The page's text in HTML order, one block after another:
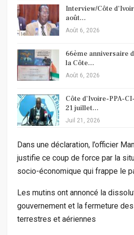
Interview/Côte
août…
Août 6, 2026
66ème anniversaire
la Côte…
Août 6, 2026
Côte d’Ivoire-PPA-
21 juillet…
Juil 21, 2026
Dans une déclaration, l’officier
justifie ce coup de force par la
socio-économique qui frappe le
Les mutins ont annoncé la
gouvernement et la fermeture
terrestres et aériennes